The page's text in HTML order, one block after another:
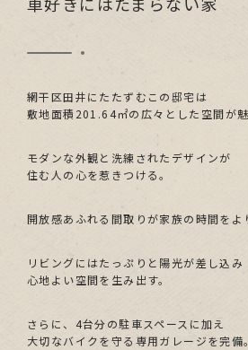
網干区田井にたたずむこの邸宅は
敷地面積201.64㎡の広々とした空間が魅
モダンな外観と洗練されたデザインが
住む人の心を惹きつける。
開放感あふれる間取りが家族の時間をよ
リビングにはたっぷりと陽光が差し込み
心地よい空間を生み出す。
さらに、4台分の駐車スペースに加え
大切なバイクを守る専用ガレージを完備。